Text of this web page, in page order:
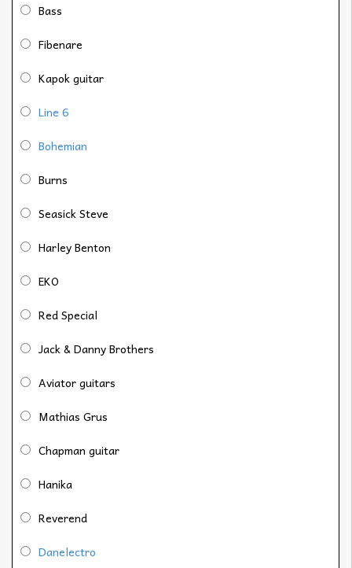
Bass
Fibenare
Kapok guitar
Line 6
Bohemian
Burns
Seasick Steve
Harley Benton
EKO
Red Special
Jack & Danny Brothers
Aviator guitars
Mathias Grus
Chapman guitar
Hanika
Reverend
Danelectro